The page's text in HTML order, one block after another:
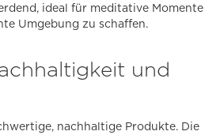
ideal für meditative Momente
Umgebung zu schaffen.
und
nachhaltige Produkte. Die